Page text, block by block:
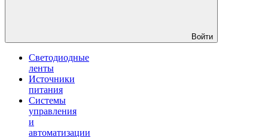
Войти
Светодиодные
ленты
Источники
питания
Системы
управления
и
автоматизации